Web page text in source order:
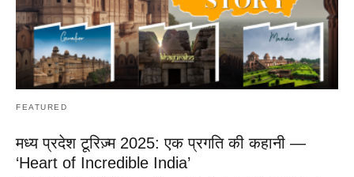
FEATURED
मध्य प्रदेश टूरिज़्म 2025: एक प्रगति की कहानी —
‘Heart of Incredible India’